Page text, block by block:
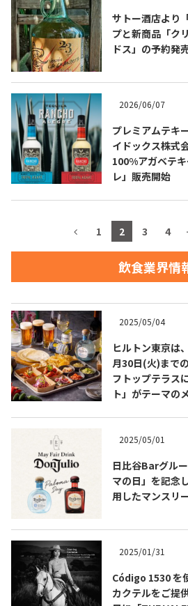
お問合せ
COPYRIGHT © JUAST All
サトー酒店より
プと新商品「ク
ドス」の予約発
2026/06/07
プレミアムテキ
イドックス株式
100%アガベテ
レ」販売開始
1 2 3 4
飲食業界情
2025/05/04
ヒルトン東京は
月30日(火)まで
フトップテラス
ト」がテーマの
2025/05/01
日比谷Barグル
マの日」を記念
用したマンスリ
2025/01/31
Código 1530 を
カクテルをご提